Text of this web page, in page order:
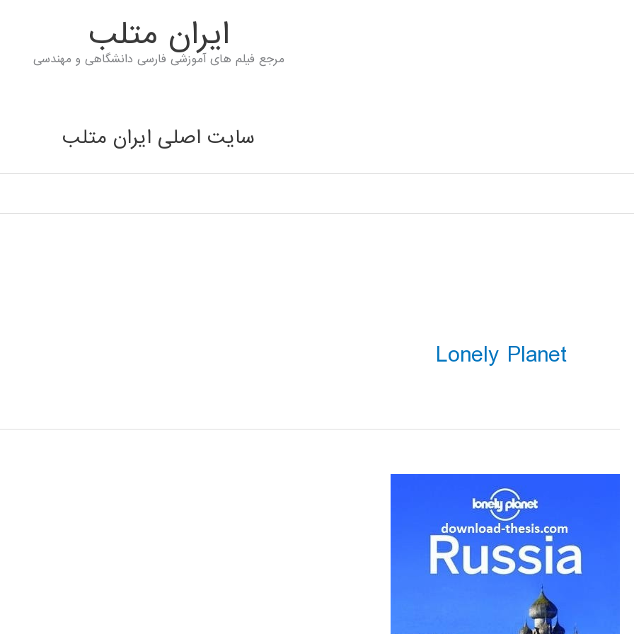
ايران متلب
مرجع فیلم های آموزشی فارسی دانشگاهی و مهندسی
سایت اصلی ایران متلب
Lonely Planet